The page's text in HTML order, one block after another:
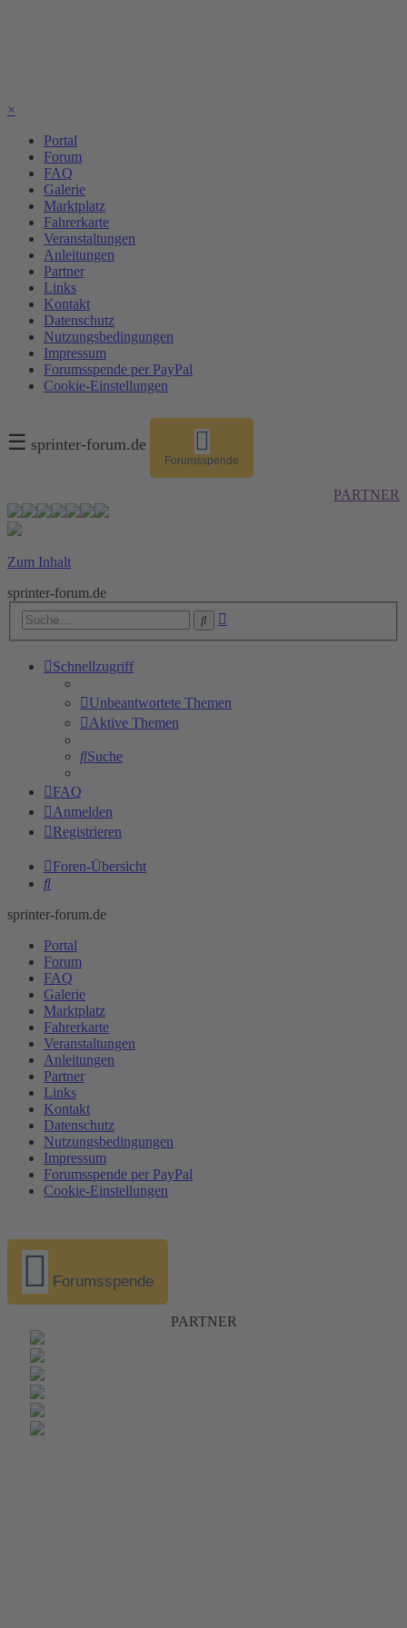
×
Portal
Forum
FAQ
Galerie
Marktplatz
Fahrerkarte
Veranstaltungen
Anleitungen
Partner
Links
Kontakt
Datenschutz
Nutzungsbedingungen
Impressum
Forumsspende per PayPal
Cookie-Einstellungen
☰ sprinter-forum.de
Forumsspende
PARTNER
Zum Inhalt
sprinter-forum.de
Suche
Schnellzugriff
Unbeantwortete Themen
Aktive Themen
Suche
FAQ
Anmelden
Registrieren
Foren-Übersicht
Suche
sprinter-forum.de
Portal
Forum
FAQ
Galerie
Marktplatz
Fahrerkarte
Veranstaltungen
Anleitungen
Partner
Links
Kontakt
Datenschutz
Nutzungsbedingungen
Impressum
Forumsspende per PayPal
Cookie-Einstellungen
Forumsspende
PARTNER